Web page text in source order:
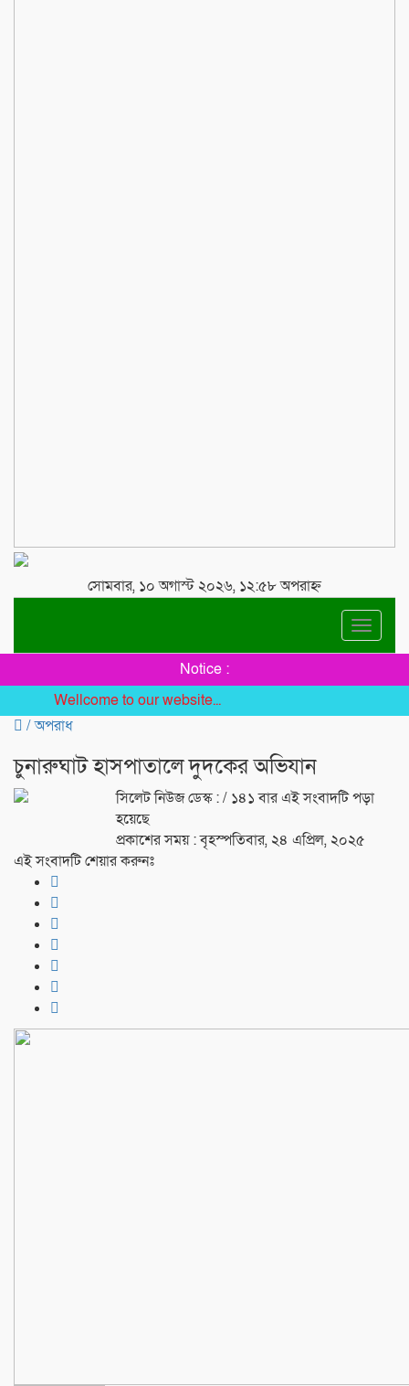
সোমবার, ১০ অগাস্ট ২০২৬, ১২:৫৮ অপরাহ্ন
Toggle
Notice :
Wellcome to our website...
/অপরাধ
চুনারুঘাট হাসপাতালে দুদকের অভিযান
সিলেট নিউজ ডেস্ক :/ ১৪১ বার এই সংবাদটি পড়া
হয়েছে
প্রকাশের সময় : বৃহস্পতিবার, ২৪ এপ্রিল, ২০২৫
এই সংবাদটি শেয়ার করুনঃ